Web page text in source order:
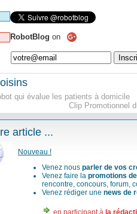
RobotBlog on
qui évalue les patients à domicile
Clip Promotionnel
article ...
Nouveau !
Venez nous parler de vos
Venez faire la promotions
rencontre, concours, forum,
Venez rédiger une news de
en participant à la